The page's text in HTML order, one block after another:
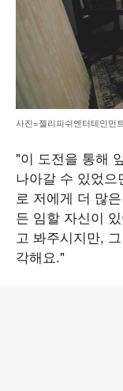
사진=젤리피쉬엔터테인먼
"이 도전을 통해
나아갈 수 있었
로 저에게 더 많
든 임할 자신이
고 봐주시지만,
각해요."